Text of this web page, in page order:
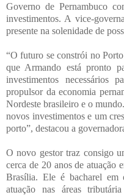
Governo de Pernambuco
investimentos. A vice-
presente na solenidade de
“O futuro se constrói no
que Armando está pronto
investimentos necessários
propulsor da economia
Nordeste brasileiro e o
novos investimentos e um
porto”, destacou a
O novo gestor traz consigo
cerca de 20 anos de atuação
Brasília. Ele é bacharel em
atuação nas áreas